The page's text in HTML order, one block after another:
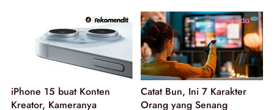
iPhone 15 buat Konten
Kreator, Kameranya
Catat Bun, Ini 7 Karakter
Orang yang Senang